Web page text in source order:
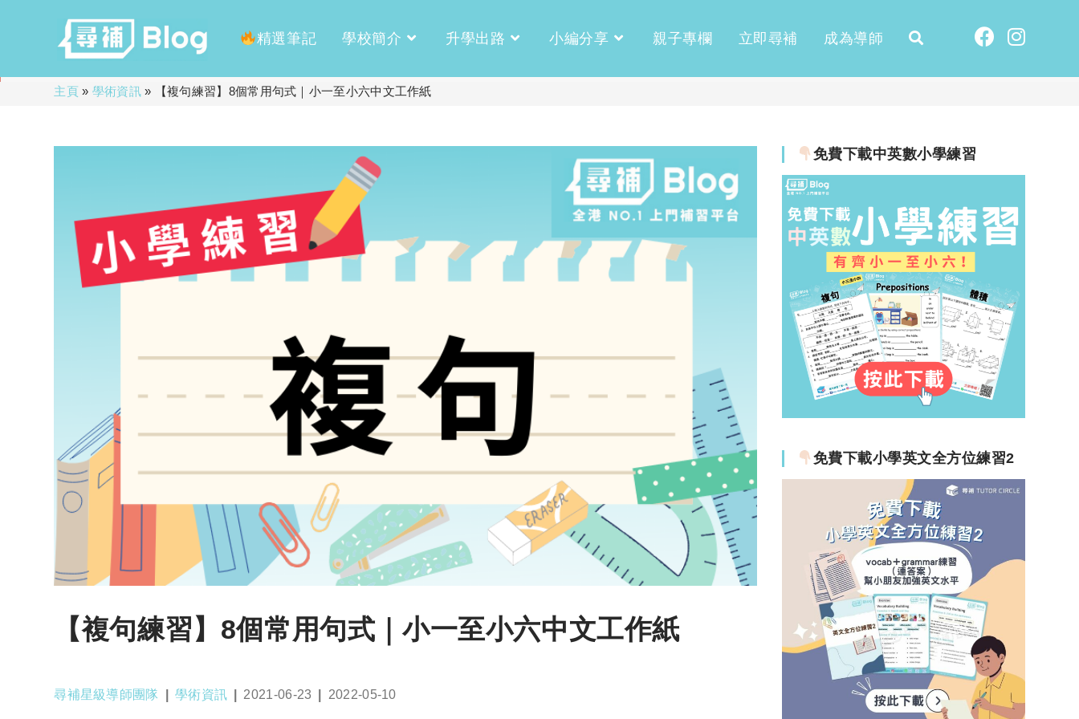
精選筆記 學校簡介 升學出路 小編分享 親子專欄 立即尋補 成為導師
主頁» 學術資訊» 【複句練習】8個常用句式｜小一至小六中文工作紙
【複句練習】8個常用句式｜小一至小六中文工作紙
Post
尋補星級導師團隊
Post
學術資訊
Post
2021-06-23
Post
2022-05-10
免費下載中英數小學練習
免費下載小學英文全方位練習2